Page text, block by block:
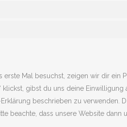
erste Mal besuchst, zeigen wir dir ein
klickst, gibst du uns deine
beschrieben zu verwenden.
beachte, dass unsere Website dann